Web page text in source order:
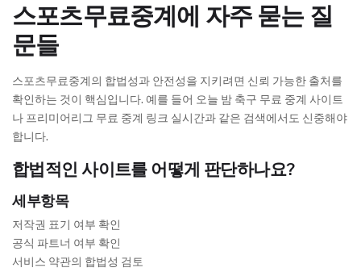
스포츠무료중계에 자주 묻는 질
문들
스포츠무료중계의 합법성과 안전성을 지키려면 신뢰 가능한 출처를
확인하는 것이 핵심입니다. 예를 들어 오늘 밤 축구 무료 중계 사이트
나 프리미어리그 무료 중계 링크 실시간과 같은 검색에서도 신중해야
합니다.
합법적인 사이트를 어떻게 판단하나요?
세부항목
저작권 표기 여부 확인
공식 파트너 여부 확인
서비스 약관의 합법성 검토